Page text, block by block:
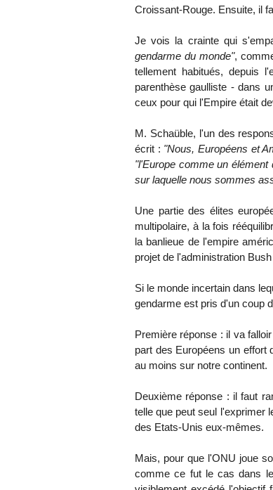
Croissant-Rouge. Ensuite, il
Je vois la crainte qui
gendarme du monde",
tellement habitués, depuis
parenthèse gaulliste - dans
ceux pour qui l'Empire était
M. Schaüble, l'un des
écrit : "Nous, Européens et
"l'Europe comme un
sur laquelle nous sommes
Une partie des élites
multipolaire, à la fois
la banlieue de l'empire
projet de l'administration
Si le monde incertain dans
gendarme est pris d'un coup
Première réponse : il va
part des Européens un effort
au moins sur notre continent.
Deuxième réponse : il faut
telle que peut seul l'exprimer
des Etats-Unis eux-mêmes.
Mais, pour que l'ONU joue
comme ce fut le cas dans